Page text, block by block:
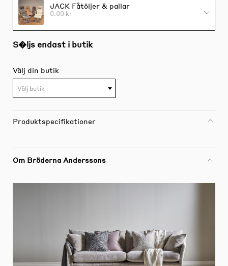
JACK Fåtöljer & pallar
0.00 kr
S�ljs endast i butik
Välj din butik
Välj butik
Produktspecifikationer
Om Bröderna Anderssons